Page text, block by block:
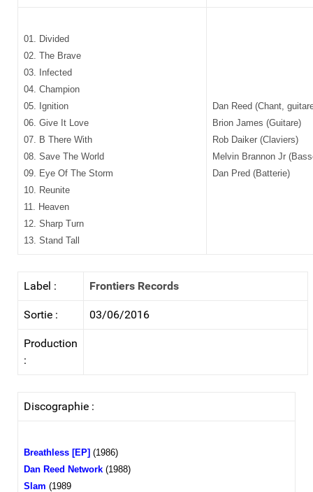
01. Divided
02. The Brave
03. Infected
04. Champion
05. Ignition
06. Give It Love
07. B There With
08. Save The World
09. Eye Of The Storm
10. Reunite
11. Heaven
12. Sharp Turn
13. Stand Tall
Dan Reed (Chant,
Brion James (Guitare)
Rob Daiker (Claviers)
Melvin Brannon Jr
Dan Pred (Batterie)
Label : Frontiers Records
Sortie : 03/06/2016
Production
:
Discographie :
Breathless [EP] (1986)
Dan Reed Network (1988)
Slam (1989